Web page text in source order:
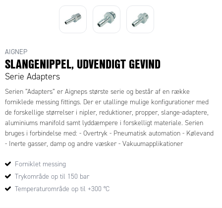
AIGNEP
SLANGENIPPEL, UDVENDIGT GEVIND
Serie Adapters
Serien ”Adapters” er Aigneps største serie og består af en række
forniklede messing fittings. Der er utallinge mulige konfigurationer med
de forskellige størrelser i nipler, reduktioner, propper, slange-adaptere,
aluminiums manifold samt lyddæmpere i forskelligt materiale. Serien
bruges i forbindelse med: - Overtryk - Pneumatisk automation - Kølevand
- Inerte gasser, damp og andre væsker - Vakuumapplikationer
Forniklet messing
Trykområde op til 150 bar
Temperaturområde op til +300 °C